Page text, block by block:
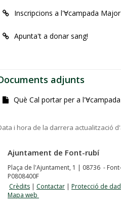
Inscripcions a l'Ɐcampada Major
Apunta't a donar sang!
adjunts
Què Cal portar per a
i hora de la darrera actualització
Ajuntament de Font-rubí
Plaça de l'Ajuntament, 1 | 08736 -
P0808400F
Crèdits | Contactar | Protecció de
Mapa web